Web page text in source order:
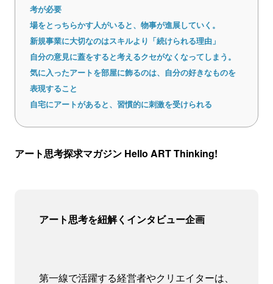
考が必要
場をとっちらかす人がいると、物事が進展していく。
新規事業に大切なのはスキルより「続けられる理由」
自分の意見に蓋をすると考えるクセがなくなってしまう。
気に入ったアートを部屋に飾るのは、自分の好きなものを
表現すること
自宅にアートがあると、習慣的に刺激を受けられる
アート思考探求マガジン Hello ART Thinking!
アート思考を紐解くインタビュー企画
第一線で活躍する経営者やクリエイターは、